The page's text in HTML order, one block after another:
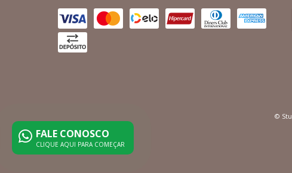
©
FALE CONOSCO
CLIQUE AQUI PARA COMEÇAR